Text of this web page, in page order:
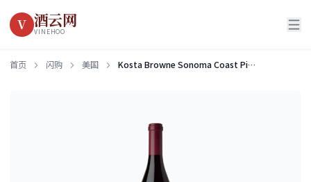
V 酒云网
VINEHOO
首页 闪购 美国 Kosta Browne Sonoma Coast Pinot Noir 2018